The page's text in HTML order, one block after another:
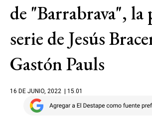
de "Barrabrava",
serie de Jesús
Gastón Pauls
16 DE JUNIO, 2022 | 15.01